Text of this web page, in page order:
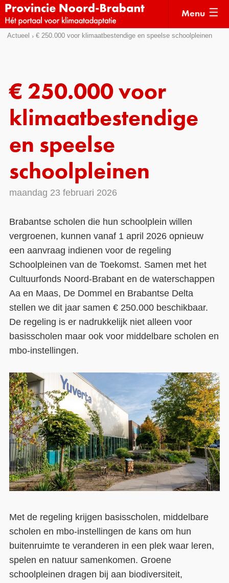
Sla
naar
menu
naar
pagina
Menu
Actueel € 250.000 voor klimaatbestendige en speelse schoolpleinen
€ 250.000 voor
klimaatbestendige
en speelse
schoolpleinen
maandag 23 februari 2026
Brabantse scholen die hun schoolplein willen
vergroenen, kunnen vanaf 1 april 2026 opnieuw
een aanvraag indienen voor de regeling
Schoolpleinen van de Toekomst. Samen met het
Cultuurfonds Noord-Brabant en de waterschappen
Aa en Maas, De Dommel en Brabantse Delta
stellen we dit jaar samen € 250.000 beschikbaar.
De regeling is er nadrukkelijk niet alleen voor
basisscholen maar ook voor middelbare scholen en
mbo-instellingen.
Met de regeling krijgen basisscholen, middelbare
scholen en mbo-instellingen de kans om hun
buitenruimte te veranderen in een plek waar leren,
spelen en natuur samenkomen. Groene
schoolpleinen dragen bij aan biodiversiteit,
Actueel
Klimaatverhalen
Hulpmiddelen
Voorbeelden
Subsidies
Monitoring
Contact
Over ons
LIFE-IP Klimaatadaptatie
Weerbaar Dommelland